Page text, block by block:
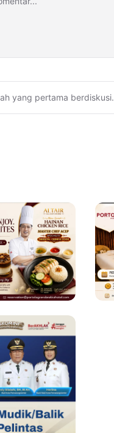
yang pertama berdiskusi.